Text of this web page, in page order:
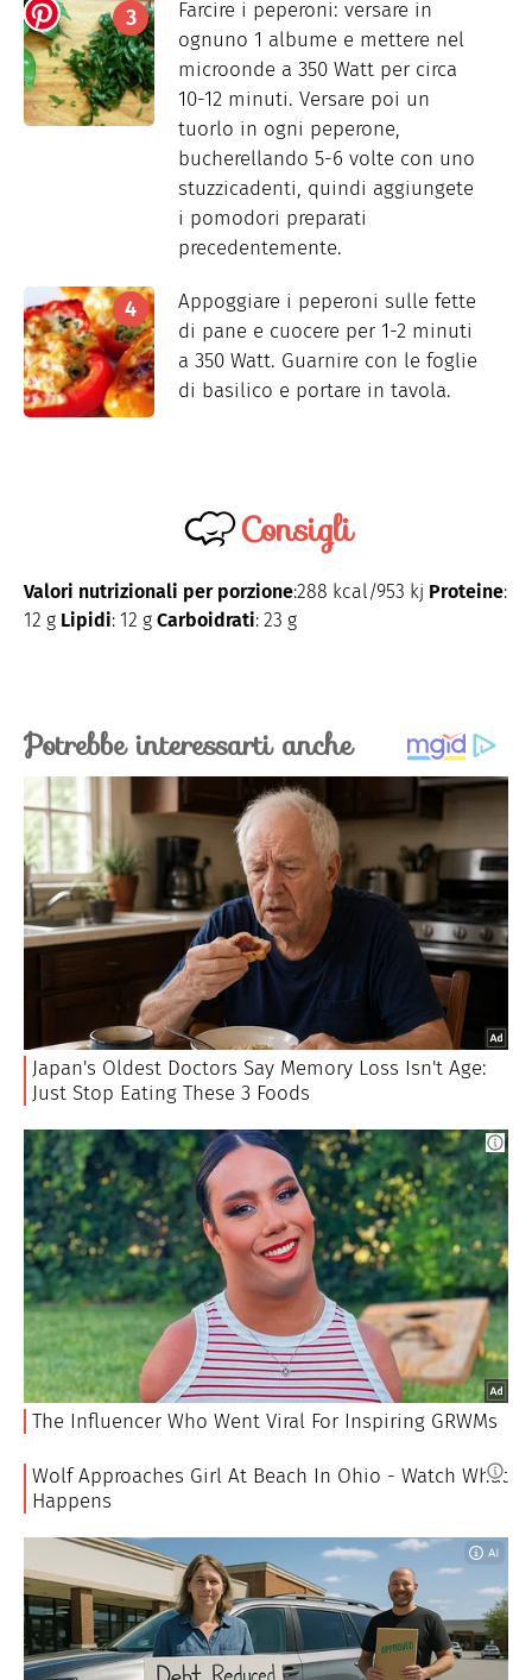
Farcire i peperoni: versare in
ognuno 1 albume e mettere nel
microonde a 350 Watt per circa
10-12 minuti. Versare poi un
tuorlo in ogni peperone,
bucherellando 5-6 volte con uno
stuzzicadenti, quindi aggiungete
i pomodori preparati
precedentemente.
Appoggiare i peperoni sulle fette
di pane e cuocere per 1-2 minuti
a 350 Watt. Guarnire con le foglie
di basilico e portare in tavola.
Consigli
Valori nutrizionali per porzione:288 kcal/953 kj Proteine:
12 g Lipidi: 12 g Carboidrati: 23 g